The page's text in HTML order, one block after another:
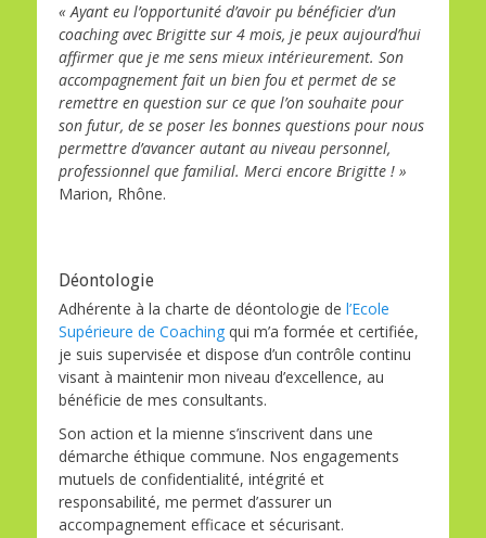
« Ayant eu l’opportunité d’avoir pu bénéficier d’un
coaching avec Brigitte sur 4 mois, je peux aujourd’hui
affirmer que je me sens mieux intérieurement. Son
accompagnement fait un bien fou et permet de se
remettre en question sur ce que l’on souhaite pour
son futur, de se poser les bonnes questions pour nous
permettre d’avancer autant au niveau personnel,
professionnel que familial. Merci encore Brigitte ! »
Marion, Rhône.
Déontologie
Adhérente à la charte de déontologie de l’Ecole
Supérieure de Coaching qui m’a formée et certifiée,
je suis supervisée et dispose d’un contrôle continu
visant à maintenir mon niveau d’excellence, au
bénéficie de mes consultants.
Son action et la mienne s’inscrivent dans une
démarche éthique commune. Nos engagements
mutuels de confidentialité, intégrité et
responsabilité, me permet d’assurer un
accompagnement efficace et sécurisant.